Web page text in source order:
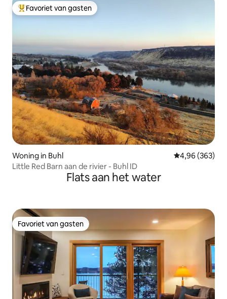
Topfavoriet van gasten
Favoriet van gasten
Woning in Buhl Gemiddelde
4,96 (363)
Little Red Barn aan de rivier - Buhl ID
Flats aan het water
Favoriet van gasten
Favoriet van gasten